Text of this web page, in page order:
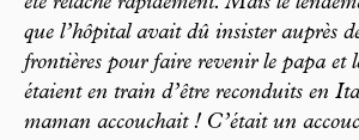
que l’hôpital avait dû insister auprès
frontières pour faire revenir le papa et
étaient en train d’être reconduits en
maman accouchait ! C’était un